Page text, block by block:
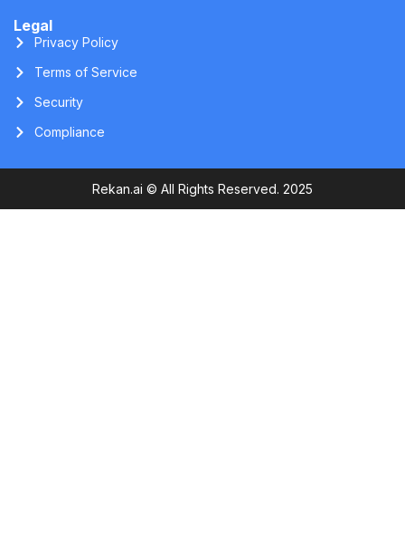
Legal
Privacy Policy
Terms of Service
Security
Compliance
Rekan.ai © All Rights Reserved. 2025